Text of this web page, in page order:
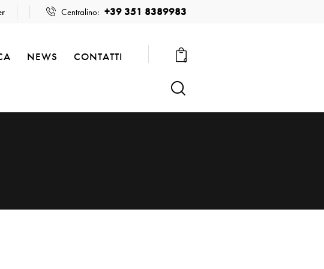
Centralino: +39 351 8389983
NEWS CONTATTI 0